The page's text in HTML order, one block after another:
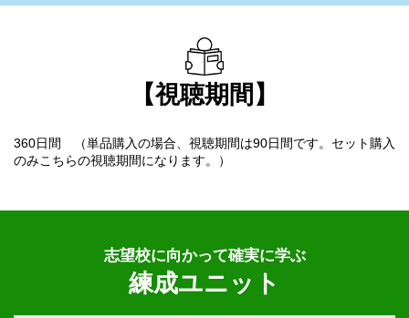
【視聴期間】
360日間 （単品購入の場合、視聴期間は90日間です。セット購入
のみこちらの視聴期間になります。）
志望校に向かって確実に学ぶ
練成ユニット